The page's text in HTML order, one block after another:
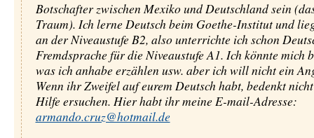
Botschafter zwischen Mexiko und Deutschland sein
Traum). Ich lerne Deutsch beim Goethe-Institut und
an der Niveaustufe B2, also unterrichte ich schon
Fremdsprache für die Niveaustufe A1. Ich könnte mich
was ich anhabe erzählen usw. aber ich will nicht ein
Wenn ihr Zweifel auf eurem Deutsch habt, bedenkt
Hilfe ersuchen. Hier habt ihr meine E-mail-Adresse:
armando.cruz@hotmail.de